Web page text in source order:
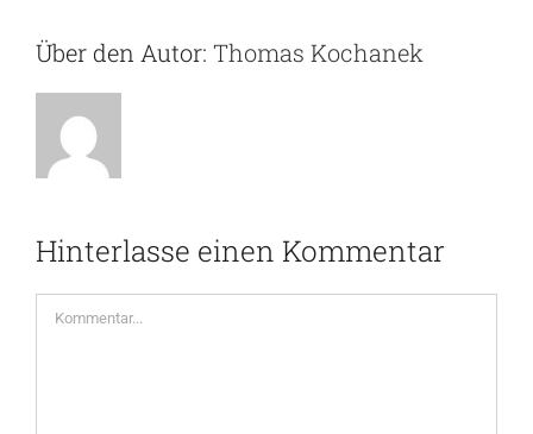
Über den Autor: Thomas Kochanek
Hinterlasse einen Kommentar
Kommentar